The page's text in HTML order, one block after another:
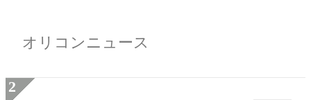
オリコンニュース